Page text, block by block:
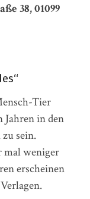
38, 01099
Tier
Jahren in den
sein.
mal weniger
erscheinen